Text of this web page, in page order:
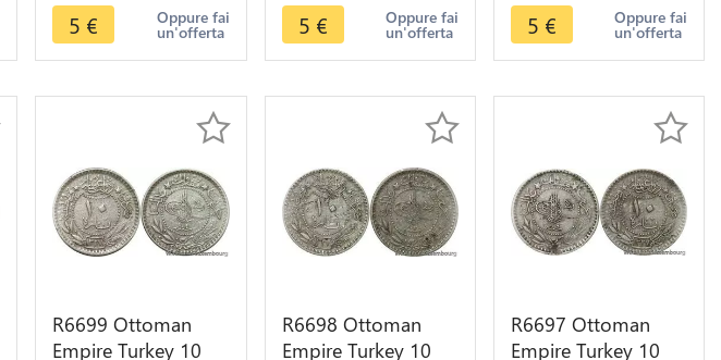
Hamid II 1883 1908
Silver -> Offer
5 € Oppure fai
un'offerta
Hamid II AH 1293
/17 1892 Silver
5 € Oppure fai
un'offerta
Hamid II AH 1293
/32 1906 Silver
5 € Oppure fai
un'offerta
R6699 Ottoman
Empire Turkey 10
R6698 Ottoman
Empire Turkey 10
R6697 Ottoman
Empire Turkey 10